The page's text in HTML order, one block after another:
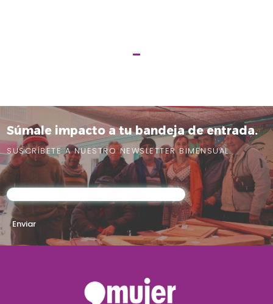
Súmale impacto a tu bandeja de entrada.
SUSCRÍBETE A NUESTRO NEWSLETTER BIMENSUAL